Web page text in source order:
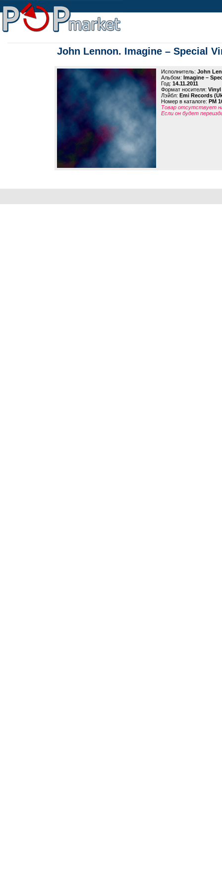
John Lennon. Imagine – Special
Исполнитель: John
Альбом: Imagine –
Год: 14.11.2011
Формат носителя: Vinyl
Лэйбл: Emi Records
Номер в каталоге: PM
Товар отсутствует
Если он будет